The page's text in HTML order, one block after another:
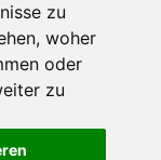
zu
woher
oder
zu